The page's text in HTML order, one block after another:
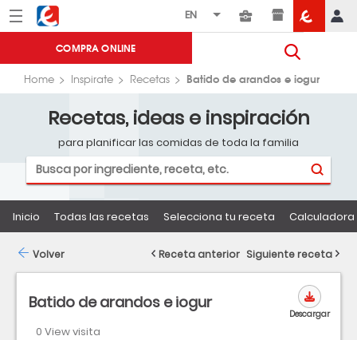
Menú Eroski
COMPRA ONLINE
Home Inspirate Recetas Batido de arandos e iogur
Recetas, ideas e inspiración
para planificar las comidas de toda la familia
Inicio Todas las recetas Selecciona tu receta
Batido de arandos e iogur
0 View visita
Descargar
Volver Receta anterior Siguiente receta